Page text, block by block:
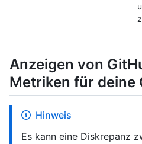
Anzeigen von
Metriken für deine
Hinweis
Es kann eine Diskrepanz